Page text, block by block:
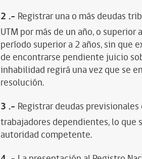
2 .- Registrar una o más deudas
UTM por más de un año, o
período superior a 2 años, sin que
de encontrarse pendiente juicio
inhabilidad regirá una vez que se
resolución.
3 .- Registrar deudas
trabajadores dependientes, lo
autoridad competente.